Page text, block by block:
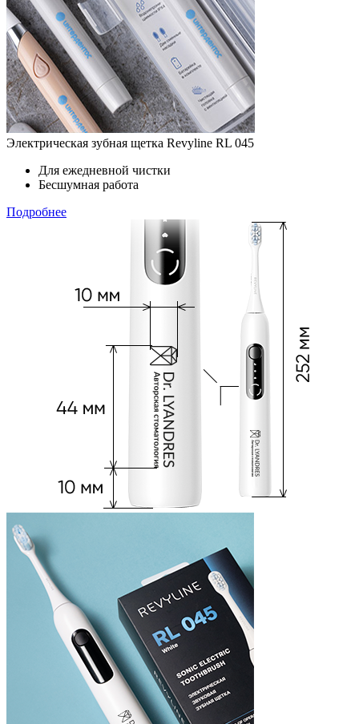
Электрическая зубная щетка Revyline RL 045
Для ежедневной чистки
Бесшумная работа
Подробнее